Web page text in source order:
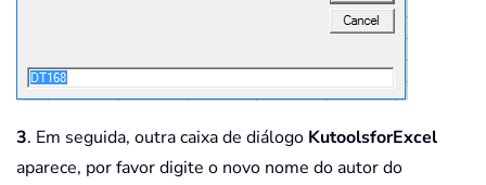
3. Em seguida, outra caixa de diálogo KutoolsforExcel
aparece, por favor digite o novo nome do autor do